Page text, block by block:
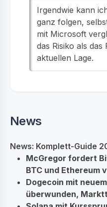
Irgendwie kann
ganz folgen,
mit Microsoft
das Risiko als das
aktuellen Lage.
News
News: Komplett-Guide
McGregor fordert
BTC und Ethereum
Dogecoin mit
überwunden,